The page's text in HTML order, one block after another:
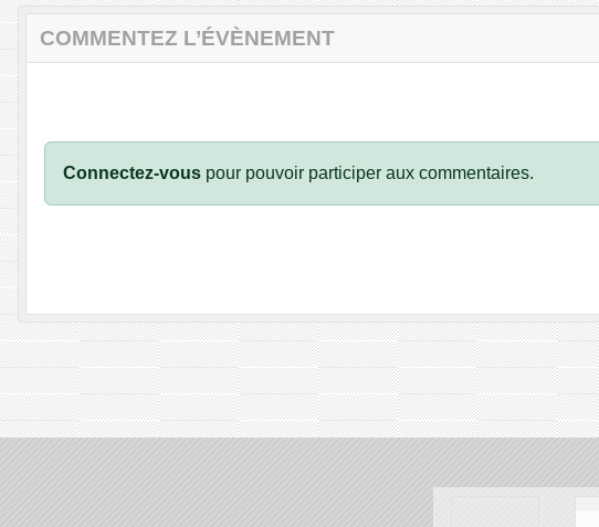
COMMENTEZ L’ÉVÈNEMENT
Connectez-vous pour pouvoir participer aux commentaires.